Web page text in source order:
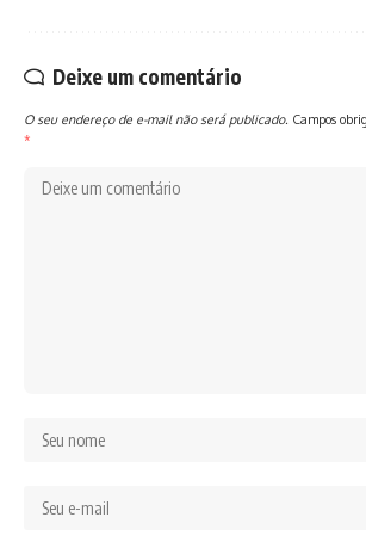
Deixe um comentário
O seu endereço de e-mail não será publicado. Campos
*